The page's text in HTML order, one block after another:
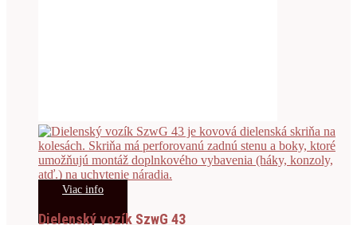
Viac info
Dielenský vozík SzwG 43